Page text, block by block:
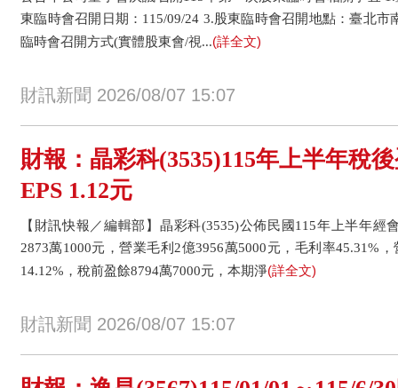
東臨時會召開日期：115/09/24 3.股東臨時會召開地點：臺北市
臨時會召開方式(實體股東會/視...(詳全文)
財訊新聞 2026/08/07 15:07
財報：晶彩科(3535)115年上半年稅
EPS 1.12元
【財訊快報／編輯部】晶彩科(3535)公佈民國115年上半年經
2873萬1000元，營業毛利2億3956萬5000元，毛利率45.31%
14.12%，稅前盈餘8794萬7000元，本期淨(詳全文)
財訊新聞 2026/08/07 15:07